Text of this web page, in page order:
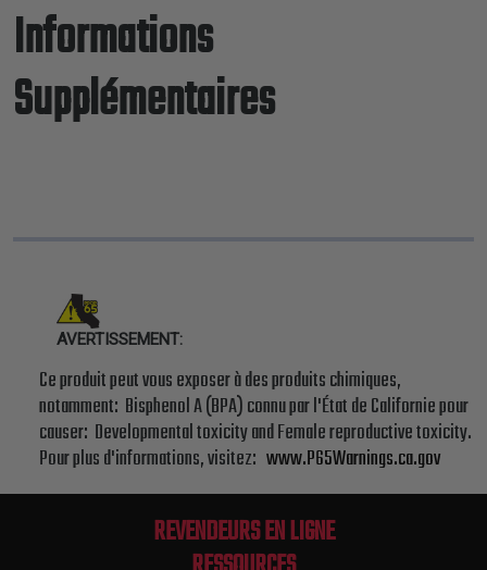
Informations
Supplémentaires
AVERTISSEMENT:
Ce produit peut vous exposer à des produits chimiques,
notamment: Bisphenol A (BPA) connu par l'État de Californie pour
causer: Developmental toxicity and Female reproductive toxicity.
Pour plus d'informations, visitez: www.P65Warnings.ca.gov
REVENDEURS EN LIGNE